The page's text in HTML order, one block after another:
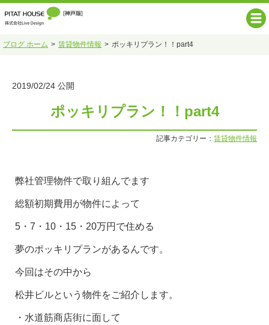
ブログ ホーム 賃貸物件情報 ポッキリプラン！！part4
2019/02/24 公開
ポッキリプラン！！part4
記事カテゴリー： 賃貸物件情報
弊社管理物件で取り組んでます
総額初期費用が物件によって
5・7・10・15・20万円で住める
夢のポッキリプランがあるんです。
今回はその中から
松井ビルという物件をご紹介します。
・水道筋商店街に面して